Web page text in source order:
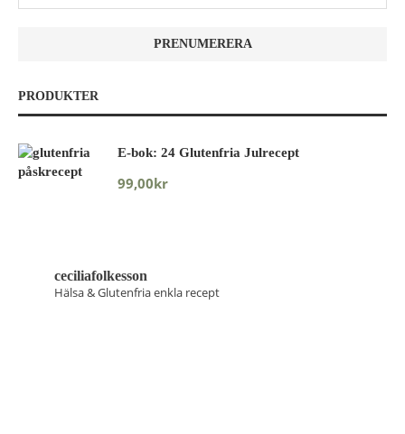
PRODUKTER
E-bok: 24 Glutenfria Julrecept
99,00kr
ceciliafolkesson
Hälsa & Glutenfria enkla recept